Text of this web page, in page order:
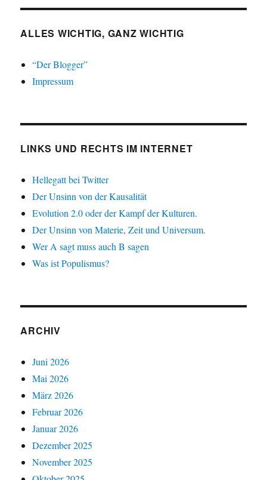
ALLES WICHTIG, GANZ WICHTIG
“Der Blogger”
Impressum
LINKS UND RECHTS IM INTERNET
Hellegatt bei Twitter
Der Unsinn von der Kausalität
Evolution 2.0 oder der Kampf der Kulturen.
Der Unsinn von Materie, Zeit und Universum.
Wer A sagt muss auch B sagen
Was ist Populismus?
ARCHIV
Juni 2026
Mai 2026
März 2026
Februar 2026
Januar 2026
Dezember 2025
November 2025